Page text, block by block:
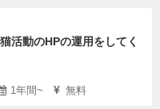
活動のHPの運用をしてく
1年間~ 無料